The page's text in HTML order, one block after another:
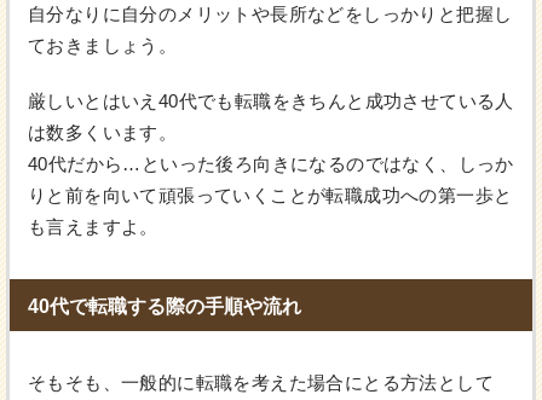
自分なりに自分のメリットや長所などをしっかりと把握し
ておきましょう。
厳しいとはいえ40代でも転職をきちんと成功させている人
は数多くいます。
40代だから…といった後ろ向きになるのではなく、しっか
りと前を向いて頑張っていくことが転職成功への第一歩と
も言えますよ。
40代で転職する際の手順や流れ
そもそも、一般的に転職を考えた場合にとる方法として